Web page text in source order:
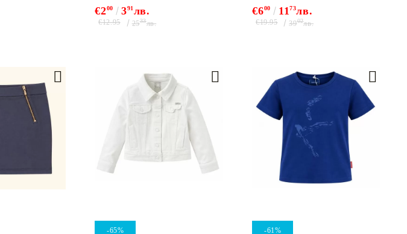
€200 391лв.
€12.95 2533лв.
€600 1173лв.
€19.95 3902лв.
-65% -61%